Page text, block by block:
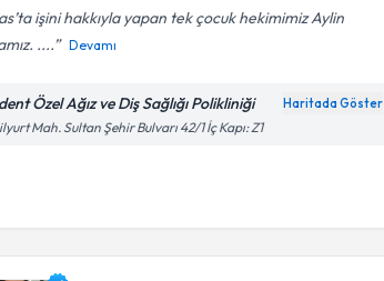
işini hakkıyla yapan tek çocuk hekimimiz Aylin
....
Devamı
Özel Ağız ve Diş Sağlığı Polikliniği Haritada Göster
Mah. Sultan Şehir Bulvarı 42/1 İç Kapı: Z1